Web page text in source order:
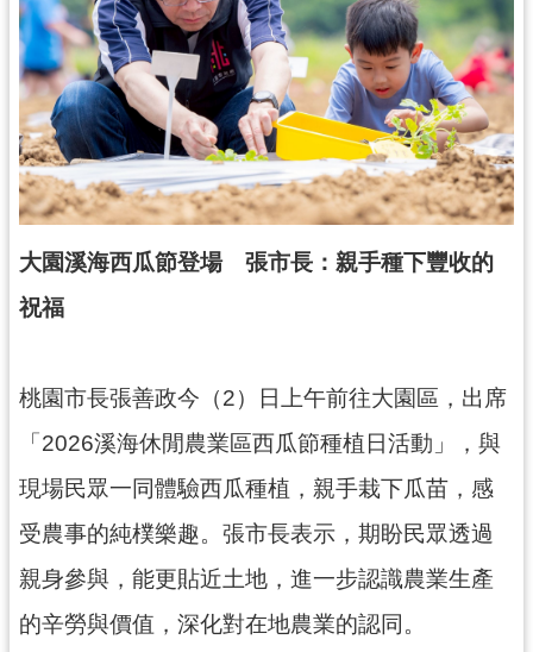
錄
業
務
資
訊
訊
息
公
服
府
資
公
開
大園溪海西瓜節登場 張市長：親手種下豐收的
祝福
桃園市長張善政今（2）日上午前往大園區，出席
「2026溪海休閒農業區西瓜節種植日活動」，與
現場民眾一同體驗西瓜種植，親手栽下瓜苗，感
受農事的純樸樂趣。張市長表示，期盼民眾透過
親身參與，能更貼近土地，進一步認識農業生產
的辛勞與價值，深化對在地農業的認同。